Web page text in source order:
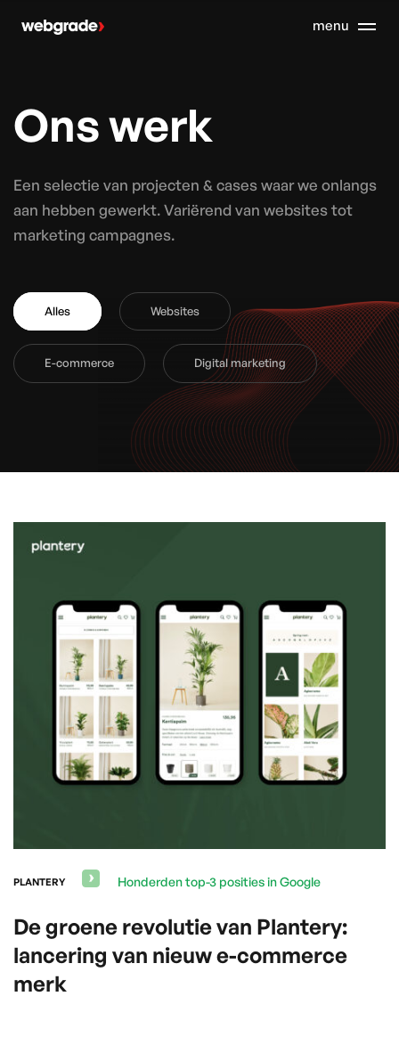
Ons werk
Een selectie van projecten & cases waar we onlangs
aan hebben gewerkt. Variërend van websites tot
marketing campagnes.
Alles Websites
E-commerce Digital marketing
PLANTERY Honderden top-3 posities in Google
De groene revolutie van Plantery:
lancering van nieuw e-commerce
merk